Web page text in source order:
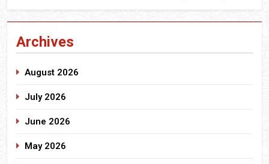
Archives
August 2026
July 2026
June 2026
May 2026